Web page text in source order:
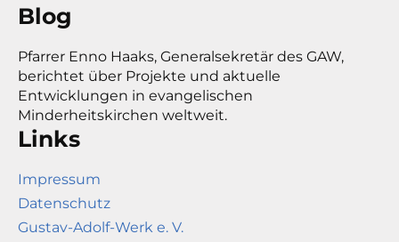
Blog
Pfarrer Enno Haaks, Generalsekretär des GAW,
berichtet über Projekte und aktuelle
Entwicklungen in evangelischen
Minderheitskirchen weltweit.
Links
Impressum
Datenschutz
Gustav-Adolf-Werk e. V.